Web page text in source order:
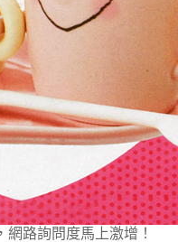
路詢問度馬上激增！